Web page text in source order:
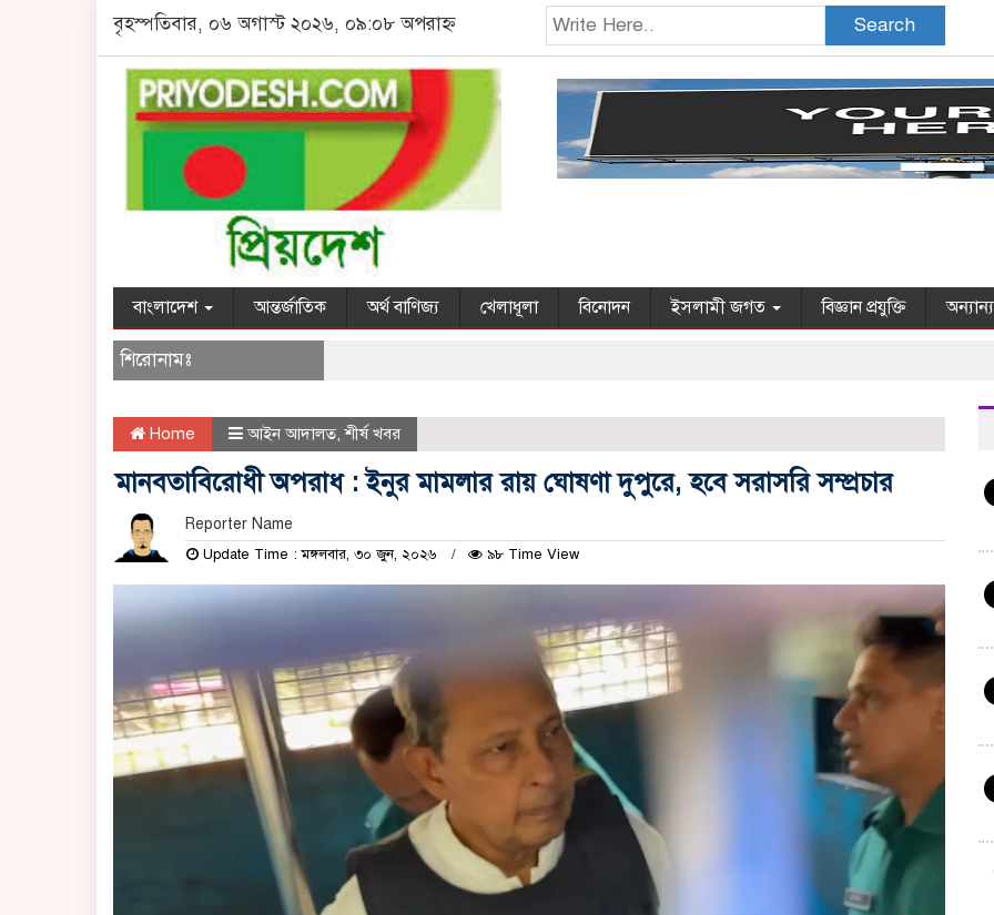
বৃহস্পতিবার, ০৬ অগাস্ট ২০২৬, ০৯:০৮ অপরাহ্ন Search
বাংলাদেশ আন্তর্জাতিক অর্থ বাণিজ্য খেলাধূলা বিনোদন ইসলামী জগত বিজ্ঞান প্রযুক্তি অন্যান্য
শিরোনামঃ
Home আইন আদালত,শীর্ষ খবর
মানবতাবিরোধী অপরাধ : ইনুর মামলার রায় ঘোষণা দুপুরে, হবে সরাসরি সম্প্রচার
Reporter Name
Update Time : মঙ্গলবার, ৩০ জুন, ২০২৬ ৯৮ Time View